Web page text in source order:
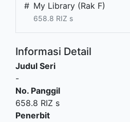
# My Library (Rak F)
658.8 RIZ s
Informasi Detail
Judul Seri
-
No. Panggil
658.8 RIZ s
Penerbit